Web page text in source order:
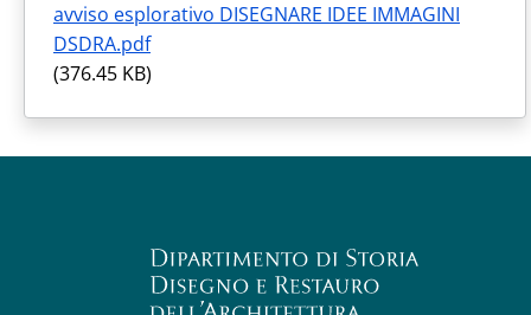
avviso esplorativo DISEGNARE IDEE IMMAGINI
DSDRA.pdf
(376.45 KB)